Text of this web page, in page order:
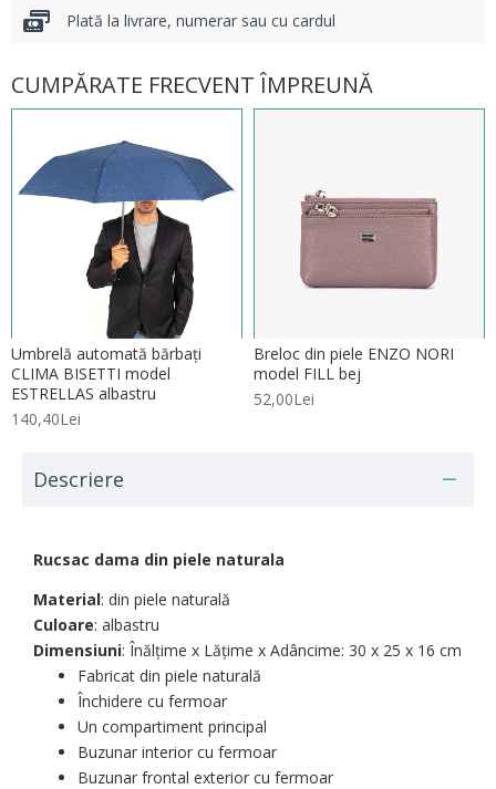
Plată la livrare, numerar sau cu cardul
CUMPĂRATE FRECVENT ÎMPREUNĂ
Umbrelă automată bărbați
CLIMA BISETTI model
ESTRELLAS albastru
140,40Lei
Breloc din piele ENZO NORI
model FILL bej
52,00Lei
Descriere
Rucsac dama din piele naturala
Material: din piele naturală
Culoare: albastru
Dimensiuni: Înălțime x Lățime x Adâncime: 30 х 25 х 16 cm
Fabricat din piele naturală
Închidere cu fermoar
Un compartiment principal
Buzunar interior cu fermoar
Buzunar frontal exterior cu fermoar